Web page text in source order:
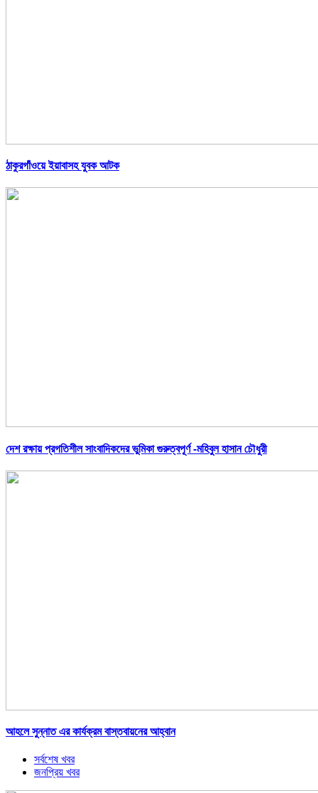
ঠাকুরগাঁওয়ে ইয়াবাসহ যুবক আটক
দেশ রক্ষায় প্রগতিশীল সাংবাদিকদের ভুমিকা গুরুত্বপূর্ণ -মহিবুল হাসান চৌধুরী
আহলে সুন্নাত এর কার্যক্রম বাস্তবায়নের আহ্বান
সর্বশেষ খবর
জনপ্রিয় খবর